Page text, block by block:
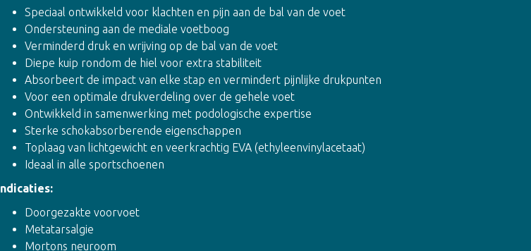
Speciaal ontwikkeld voor klachten en pijn aan de bal van de voet
Ondersteuning aan de mediale voetboog
Verminderd druk en wrijving op de bal van de voet
Diepe kuip rondom de hiel voor extra stabiliteit
Absorbeert de impact van elke stap en vermindert pijnlijke drukpunten
Voor een optimale drukverdeling over de gehele voet
Ontwikkeld in samenwerking met podologische expertise
Sterke schokabsorberende eigenschappen
Toplaag van lichtgewicht en veerkrachtig EVA (ethyleenvinylacetaat)
Ideaal in alle sportschoenen
Indicaties:
Doorgezakte voorvoet
Metatarsalgie
Mortons neuroom